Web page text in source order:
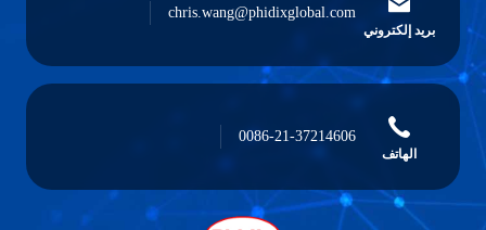
بريد إلكتروني
chris.wang@phidixglobal.com
الهاتف
0086-21-37214606